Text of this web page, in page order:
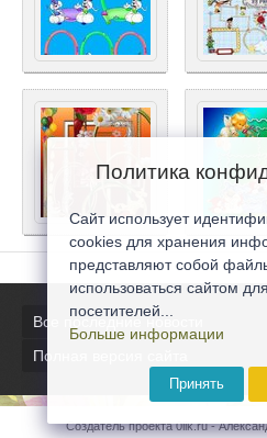
Все последние новости
Полная версия сайта
Создатель проекта 0lik.ru -
Политика
Сайт использует
cookies для хранения
представляют собой
использоваться сайтом
посетителей...
Больше информации
Принять